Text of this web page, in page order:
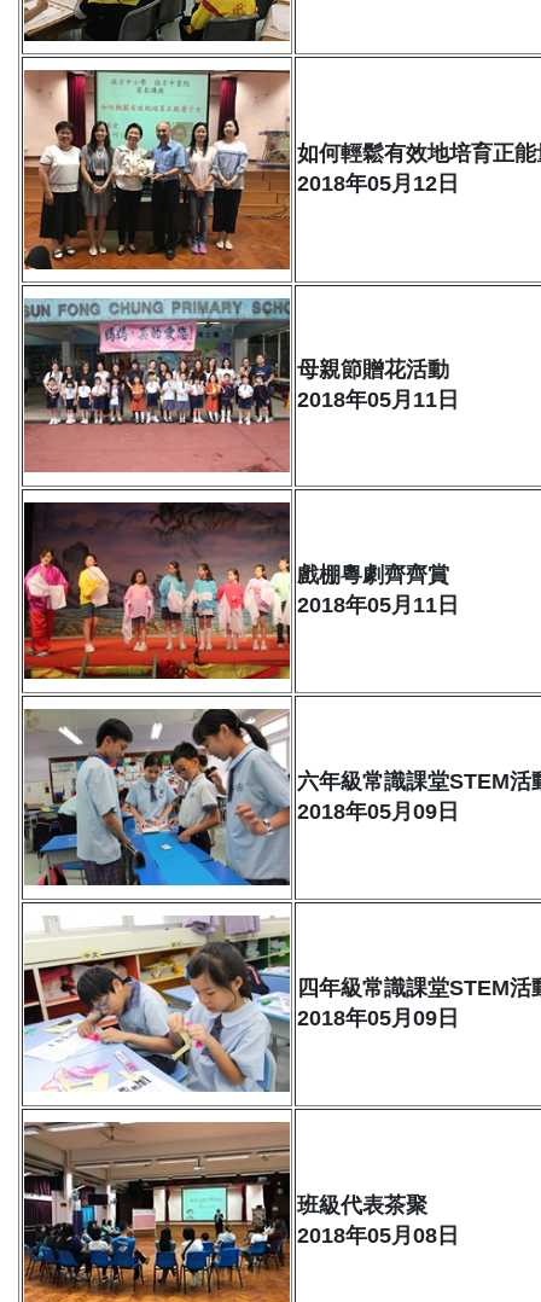
如何輕鬆有效地培育正
2018年05月12日
母親節贈花活動
2018年05月11日
戲棚粵劇齊齊賞
2018年05月11日
六年級常識課堂STEM活
2018年05月09日
四年級常識課堂STEM活
2018年05月09日
班級代表茶聚
2018年05月08日